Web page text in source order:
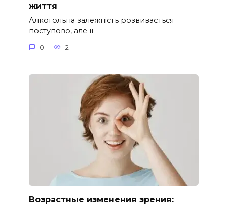
життя
Алкогольна залежність розвивається
поступово, але її
0 2
Возрастные изменения зрения: